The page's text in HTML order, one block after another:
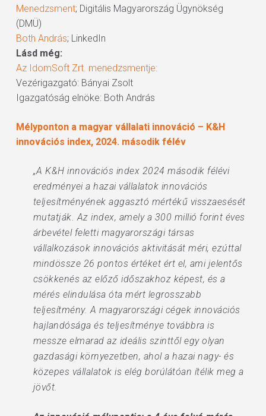
Menedzsment; Digitális Magyarország Ügynökség
(DMÜ)
Both András; LinkedIn
Lásd még:
Az IdomSoft Zrt. menedzsmentje:
Vezérigazgató: Bányai Zsolt
Igazgatóság elnöke: Both András
Mélyponton a magyar vállalati innováció – K&H
innovációs index, 2024. második félév
„A K&H innovációs index 2024 második félévi
eredményei a hazai vállalatok innovációs
teljesítményének aggasztó mértékű visszaesését
mutatják. Az index, amely a 300 millió forint éves
árbevétel feletti magyarországi társas
vállalkozások innovációs aktivitását méri, ezúttal
mindössze 26 pontos értéket ért el, ami jelentős
csökkenés az előző időszakhoz képest, és a
mérés elindulása óta mért legrosszabb
teljesítmény. A magyarországi cégek innovációs
hajlandósága és teljesítménye továbbra is
messze elmarad az ideális szinttől egy olyan
gazdasági környezetben, ahol a hazai nagy- és
közepes vállalatok is elég borúlátóan ítélik meg a
jövőt.